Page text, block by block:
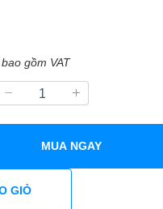
gồm VAT
MUA NGAY
GIỎ